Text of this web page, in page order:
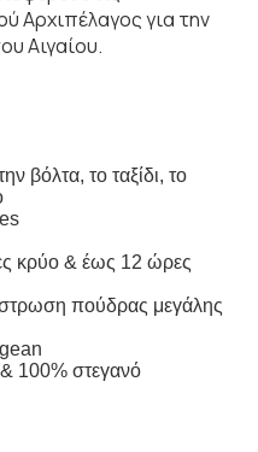
Αρχιπέλαγος για την
Αιγαίου.
βόλτα, το ταξίδι, το
κρύο & έως 12 ώρες
πούδρας μεγάλης
100% στεγανό